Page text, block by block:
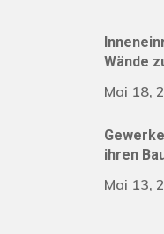
Wände
Mai 18,
ihren
Mai 13,